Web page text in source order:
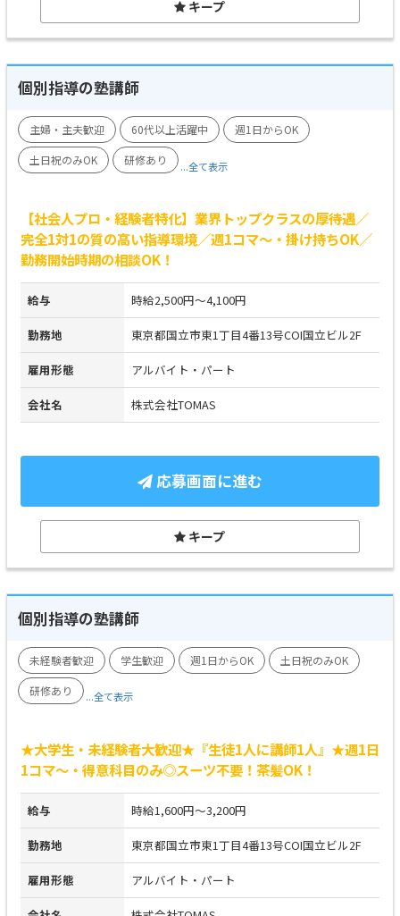
キープ
個別指導の塾講師
主婦・主夫歓迎 60代以上活躍中
週1日からOK
土日祝のみOK
研修あり ...全て表示
【社会人プロ・経験者特化】業界トップクラスの厚待遇／
完全1対1の質の高い指導環境／週1コマ～・掛け持ちOK／
勤務開始時期の相談OK！
給与 時給2,500円～4,100円
勤務地 東京都国立市東1丁目4番13号COI国立ビル2F
雇用形態 アルバイト・パート
会社名 株式会社TOMAS
応募画面に進む
キープ
個別指導の塾講師
未経験者歓迎 学生歓迎 週1日からOK
土日祝のみOK
研修あり
...全て表示
★大学生・未経験者大歓迎★『生徒1人に講師1人』★週1日
1コマ～・得意科目のみ◎スーツ不要！茶髪OK！
給与 時給1,600円～3,200円
勤務地 東京都国立市東1丁目4番13号COI国立ビル2F
雇用形態 アルバイト・パート